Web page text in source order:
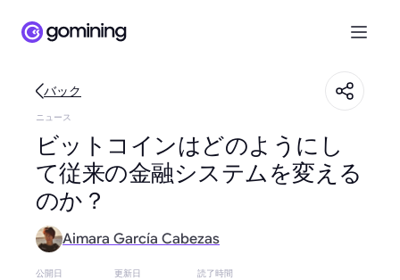
バック
ニュース
ビットコインはどのようにし
て従来の金融システムを変える
のか？
Aimara García Cabezas
公開日 更新日 読了時間